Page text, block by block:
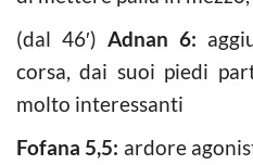
(dal 46′) Adnan 6:
corsa, dai suoi piedi
molto interessanti
Fofana 5,5: ardore